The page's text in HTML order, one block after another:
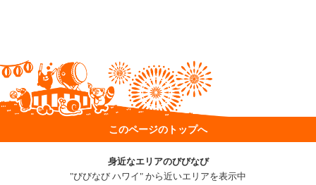
このページのトップへ
身近なエリアのびびなび
"びびなび ハワイ" から近いエリアを表示中